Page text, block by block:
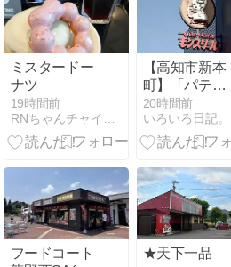
ミスタードー
ナツ
19時間前
RNちゃんチャイコフスキーの「自分用ブログ」
【高知市新本
町】「パティ
スリー＋カフ
ェ モンスリー
ル（Pâtisserie
sourire）」へ
行く。
20時間前
いろいろ日記。
フードコート
★天下一品